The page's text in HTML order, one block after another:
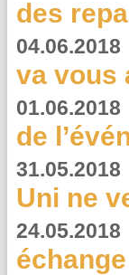
des
04.06.2018
va vous
01.06.2018
de
31.05.2018
Uni ne
24.05.2018